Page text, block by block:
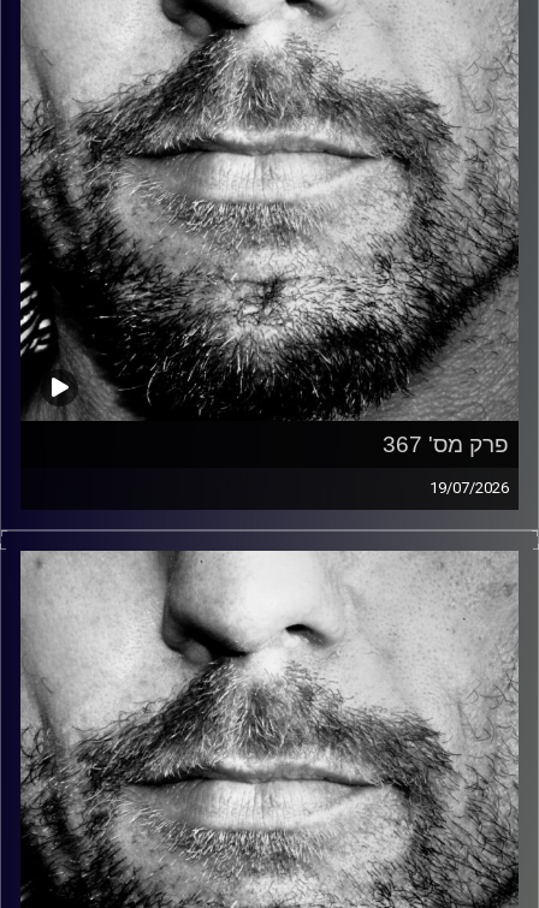
קרדיט תמונות: David Goehring
פרק מס' 367
19/07/2026
זיפים, מוזיקה מחוספסת של הופעות חיות. הרבה ג'אם, רוק,
בלוז, bluegrass, ג'אז, Fאנק, פרוגרסיב ואפילו אלקטרוניקה.
כל מה שחי, אמיתי ונושם.
עם שמוליק רגב.
קרדיט תמונות: David Goehring